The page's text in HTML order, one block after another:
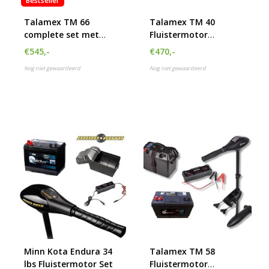
Talamex TM 66
complete set met
accu, accubak en lader
€545,-
Nog niet gewaardeerd
Talamex TM 40
Fluistermotor
complete set met
105Ah accu, accubak
en acculader
€470,-
Nog niet gewaardeerd
Minn Kota Endura 34
lbs Fluistermotor Set
Talamex TM 58
Fluistermotor